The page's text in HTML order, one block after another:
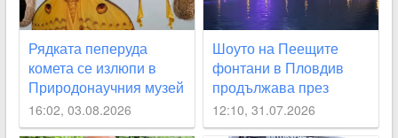
Рядката пеперуда
комета се излюпи в
Природонаучния музей
16:02, 03.08.2026
Шоуто на Пеещите
фонтани в Пловдив
продължава през
август с поредицата
„Открий Пловдив“
12:10, 31.07.2026